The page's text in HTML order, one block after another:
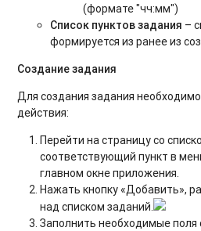
(формате "чч:мм")
Список пунктов задания –
формируется из ранее из
Создание задания
Для создания задания
действия:
Перейти на страницу со
соответствующий пункт в
главном окне приложения.
Нажать кнопку «Добавить»,
над списком заданий.
Заполнить необходимые